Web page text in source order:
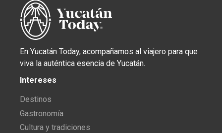
En Yucatán Today, acompañamos al viajero para que
viva la auténtica esencia de Yucatán.
Intereses
Destinos
Gastronomía
Cultura y tradiciones